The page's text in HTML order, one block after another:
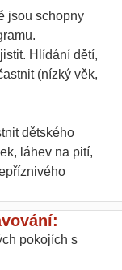
jsou schopny
Hlídání dětí,
(nízký věk,
dětského
láhev na pití,
pokojích s